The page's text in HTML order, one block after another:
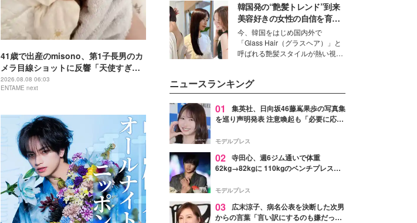
41歳で出産のmisono、第1子長男のカ
メラ目線ショットに反響「天使すぎ
る」
2026.08.08 06:03
ENTAME next
取締役兼クリエイティブディレク
ター・茅野しのぶ。一人ひとりの
個性に寄り添い、魅力を引き出す
衣装作りは、多くの女性たちに勇
気と自信を与え続けている。
韓国発の“艶髪トレンド”到来
美容好きの女性の自信を育む
「ヘアケア事情」って？
今、韓国をはじめ国内外で
「Glass Hair（グラスヘア）」と
呼ばれる艶髪スタイルが熱い視線
して、“髪そのものの美しさ”に改
めて注目する人が増えている様
子。今回は、そんな憧れの艶やか
な髪を日常で叶える、美容好きの
ます。
ニュースランキング
01
集英社、日向坂46藤嶌果歩の写真集
を巡り声明発表 注意喚起も「必要に応じ
モデルプレス
02 寺田心、週6ジム通いで体重
62kg→82kgに 110kgのベンチプレス持
「かっこいい」と反響
モデルプレス
03
広末涼子、病名公表を決断した次男
からの言葉「言い訳にするのも嫌だっ